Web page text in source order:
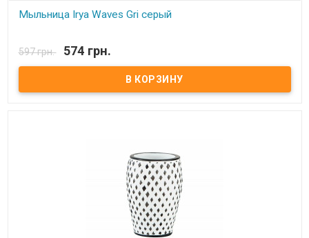
Мыльница Irya Waves Gri серый
Мыльница Irya Комплектация: - мыльница. Цвет: см.фото. Состав:
полирезин (устойчив к падению) Упаковка: картонная коробка.
Производитель: Irya (Турция).
597 грн. 574 грн.